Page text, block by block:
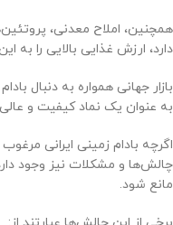
همچنین، املاح معدنی،
دارد، ارزش غذایی بالایی را
بازار جهانی همواره به دنبال
به عنوان یک نماد کیفیت و
اگرچه بادام زمینی ایرانی
چالش‌ها و مشکلات نیز وجود
مانع شود.